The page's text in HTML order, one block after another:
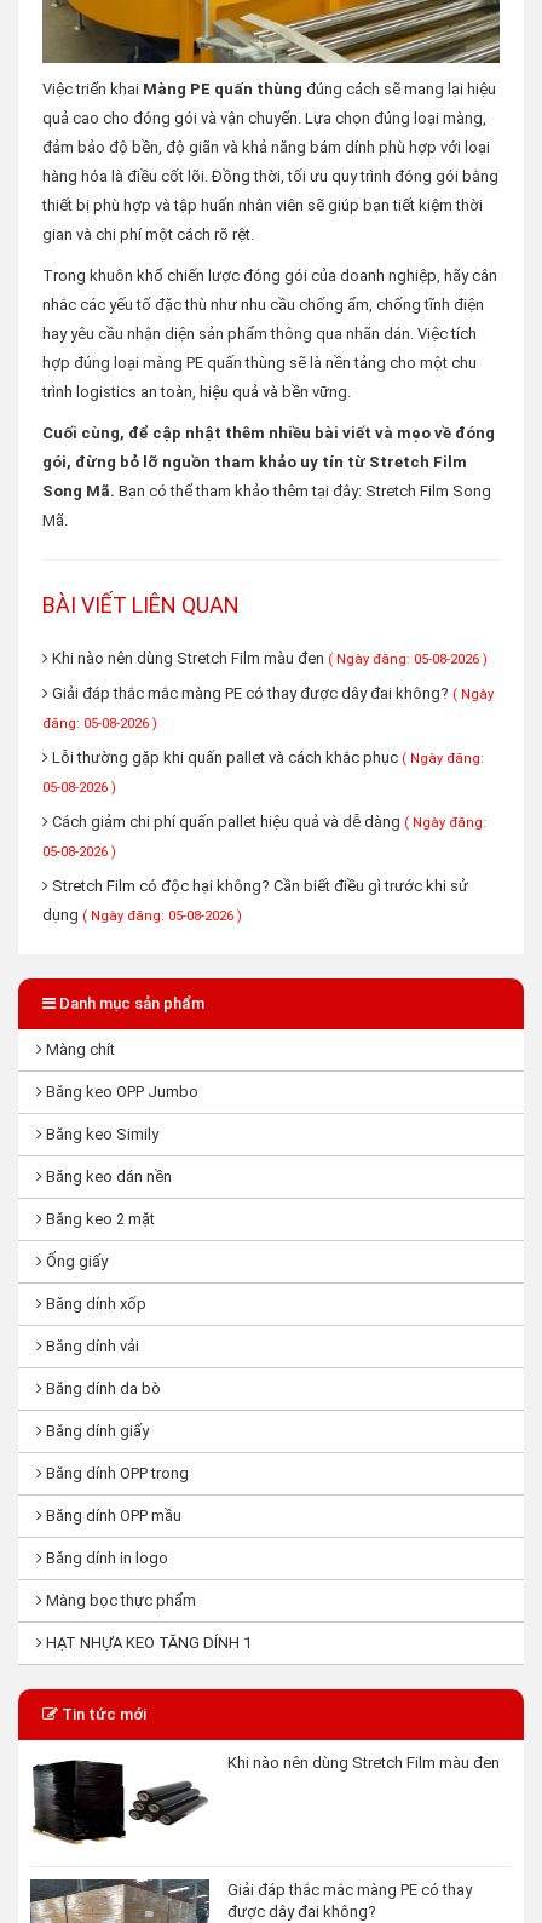
Việc triển khai Màng PE quấn thùng đúng cách sẽ mang lại hiệu
quả cao cho đóng gói và vận chuyển. Lựa chọn đúng loại màng,
đảm bảo độ bền, độ giãn và khả năng bám dính phù hợp với loại
hàng hóa là điều cốt lõi. Đồng thời, tối ưu quy trình đóng gói bằng
thiết bị phù hợp và tập huấn nhân viên sẽ giúp bạn tiết kiệm thời
gian và chi phí một cách rõ rệt.
Trong khuôn khổ chiến lược đóng gói của doanh nghiệp, hãy cân
nhắc các yếu tố đặc thù như nhu cầu chống ẩm, chống tĩnh điện
hay yêu cầu nhận diện sản phẩm thông qua nhãn dán. Việc tích
hợp đúng loại màng PE quấn thùng sẽ là nền tảng cho một chu
trình logistics an toàn, hiệu quả và bền vững.
Cuối cùng, để cập nhật thêm nhiều bài viết và mẹo về đóng
gói, đừng bỏ lỡ nguồn tham khảo uy tín từ Stretch Film
Song Mã. Bạn có thể tham khảo thêm tại đây: Stretch Film Song
Mã.
BÀI VIẾT LIÊN QUAN
Khi nào nên dùng Stretch Film màu đen ( Ngày đăng: 05-08-2026 )
Giải đáp thắc mắc màng PE có thay được dây đai không? ( Ngày
đăng: 05-08-2026 )
Lỗi thường gặp khi quấn pallet và cách khắc phục ( Ngày đăng:
05-08-2026 )
Cách giảm chi phí quấn pallet hiệu quả và dễ dàng ( Ngày đăng:
05-08-2026 )
Stretch Film có độc hại không? Cần biết điều gì trước khi sử
dụng ( Ngày đăng: 05-08-2026 )
Danh mục sản phẩm
Màng chít
Băng keo OPP Jumbo
Băng keo Simily
Băng keo dán nền
Băng keo 2 mặt
Ống giấy
Băng dính xốp
Băng dính vải
Băng dính da bò
Băng dính giấy
Băng dính OPP trong
Băng dính OPP mầu
Băng dính in logo
Màng bọc thực phẩm
HẠT NHỰA KEO TĂNG DÍNH 1
Tin tức mới
Khi nào nên dùng Stretch Film màu đen
Giải đáp thắc mắc màng PE có thay
được dây đai không?